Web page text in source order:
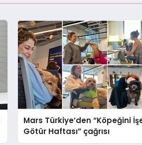
Mars Türkiye’den “Köpeğini
Götür Haftası” çağrısı